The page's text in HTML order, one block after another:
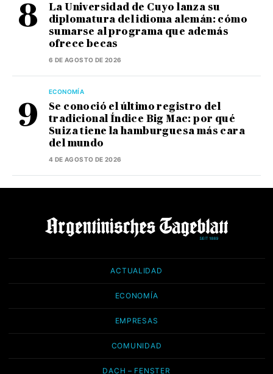
La Universidad de Cuyo lanza su
diplomatura del idioma alemán: cómo
sumarse al programa que además
ofrece becas
6 DE AGOSTO DE 2026
ECONOMÍA
Se conoció el último registro del
tradicional Índice Big Mac: por qué
Suiza tiene la hamburguesa más cara
del mundo
4 DE AGOSTO DE 2026
ACTUALIDAD
ECONOMÍA
EMPRESAS
COMUNIDAD
DACH – FENSTER